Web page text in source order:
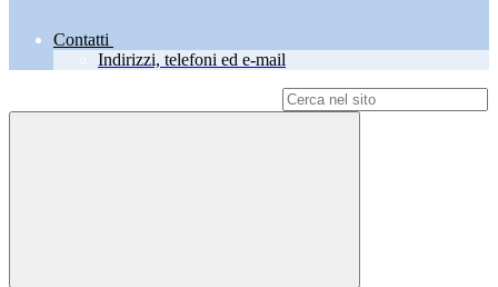
Contatti
Indirizzi, telefoni ed e-mail